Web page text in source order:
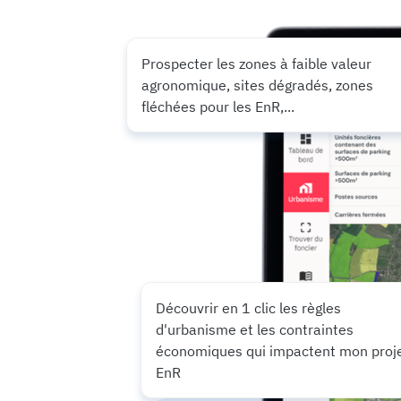
Prospecter les zones à faible valeur
agronomique, sites dégradés, zones
fléchées pour les EnR,...
Découvrir en 1 clic les règles
d'urbanisme et les contraintes
économiques qui impactent mon
EnR